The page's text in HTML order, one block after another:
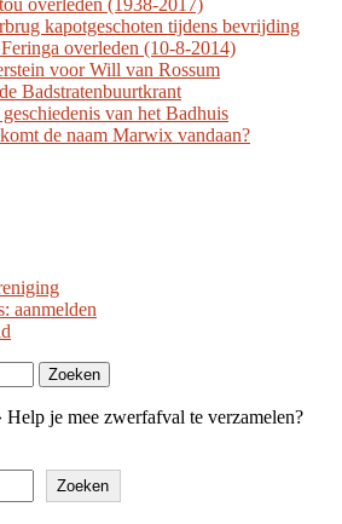
overleden (1938-2017)
kapotgeschoten tijdens bevrijding
overleden (10-8-2014)
voor Will van Rossum
Badstratenbuurtkrant
van het Badhuis
de naam Marwix vandaan?
aanmelden
Zoeken
Help je mee zwerfafval te verzamelen?
Zoeken